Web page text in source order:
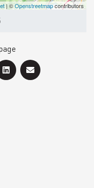
| ©Openstreetmapcontributors